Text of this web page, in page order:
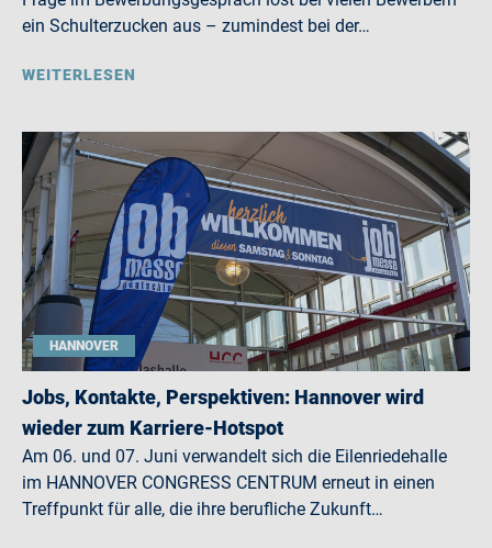
ein Schulterzucken aus – zumindest bei der…
WEITERLESEN
HANNOVER
Jobs, Kontakte, Perspektiven: Hannover wird
wieder zum Karriere-Hotspot
Am 06. und 07. Juni verwandelt sich die Eilenriedehalle
im HANNOVER CONGRESS CENTRUM erneut in einen
Treffpunkt für alle, die ihre berufliche Zukunft…